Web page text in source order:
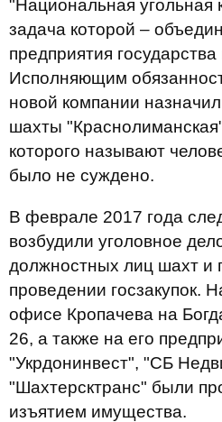
"Национальная угольная
задача которой –
предприятия
Исполняющим
новой компании
шахты
которого называют
было не суждено.
В феврале 2017 года
возбудили уголовное
должностных лиц шахт и
проведении госзакупок.
офисе Кропачева на
26, а также на его
"Укрдонинвест", "СБ
"Шахтерсктранс" были
изъятием имущества.